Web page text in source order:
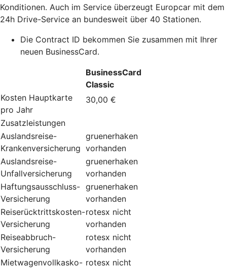
Konditionen. Auch im Service überzeugt Europcar mit dem
24h Drive-Service an bundesweit über 40 Stationen.
Die Contract ID bekommen Sie zusammen mit Ihrer
neuen BusinessCard.
BusinessCard
Classic
Kosten Hauptkarte
pro Jahr
30,00 €
Zusatzleistungen
Auslandsreise-
Krankenversicherung
gruenerhaken
vorhanden
Auslandsreise-
Unfallversicherung
gruenerhaken
vorhanden
Haftungsausschluss-
Versicherung
gruenerhaken
vorhanden
Reiserücktrittskosten-
Versicherung
rotesx nicht
vorhanden
Reiseabbruch-
Versicherung
rotesx nicht
vorhanden
Mietwagenvollkasko- rotesx nicht